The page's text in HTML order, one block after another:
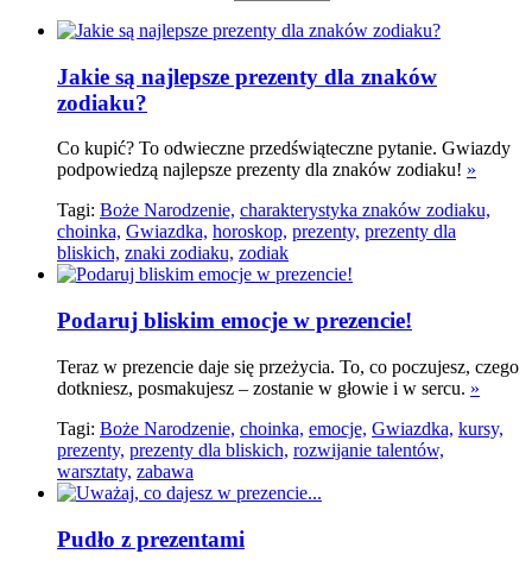
Jakie są najlepsze prezenty dla znaków
zodiaku?
Co kupić? To odwieczne przedświąteczne pytanie. Gwiazdy
podpowiedzą najlepsze prezenty dla znaków zodiaku! »
Tagi: Boże Narodzenie, charakterystyka znaków zodiaku,
choinka, Gwiazdka, horoskop, prezenty, prezenty dla
bliskich, znaki zodiaku, zodiak
Podaruj bliskim emocje w prezencie!
Teraz w prezencie daje się przeżycia. To, co poczujesz, czego
dotkniesz, posmakujesz – zostanie w głowie i w sercu. »
Tagi: Boże Narodzenie, choinka, emocje, Gwiazdka, kursy,
prezenty, prezenty dla bliskich, rozwijanie talentów,
warsztaty, zabawa
Pudło z prezentami